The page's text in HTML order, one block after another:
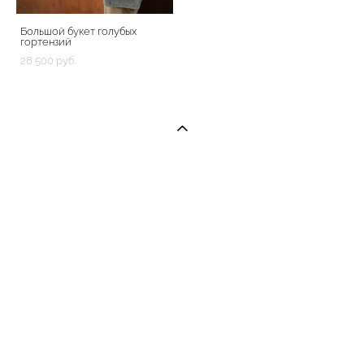
Большой букет голубых
гортензий
28 500 pуб.